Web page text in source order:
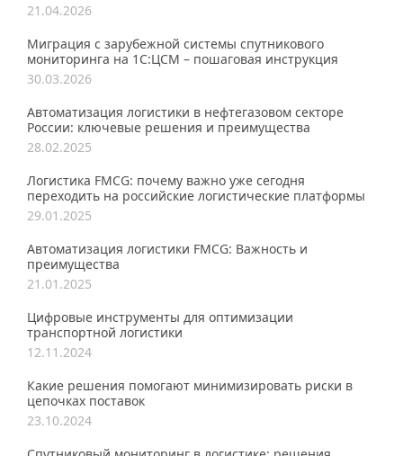
21.04.2026
Миграция с зарубежной системы спутникового
мониторинга на 1С:ЦСМ – пошаговая инструкция
30.03.2026
Автоматизация логистики в нефтегазовом секторе
России: ключевые решения и преимущества
28.02.2025
Логистика FMCG: почему важно уже сегодня
переходить на российские логистические платформы
29.01.2025
Автоматизация логистики FMCG: Важность и
преимущества
21.01.2025
Цифровые инструменты для оптимизации
транспортной логистики
12.11.2024
Какие решения помогают минимизировать риски в
цепочках поставок
23.10.2024